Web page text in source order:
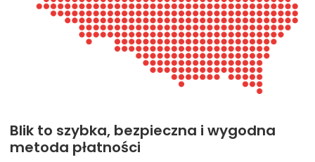
Blik to szybka, bezpieczna i wygodna
metoda płatności